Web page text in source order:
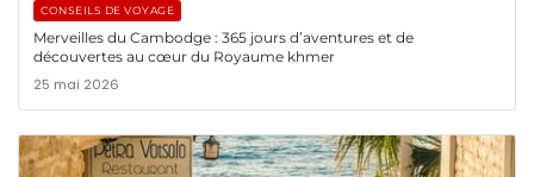
CONSEILS DE VOYAGE
Merveilles du Cambodge : 365 jours d’aventures et de
découvertes au cœur du Royaume khmer
25 mai 2026